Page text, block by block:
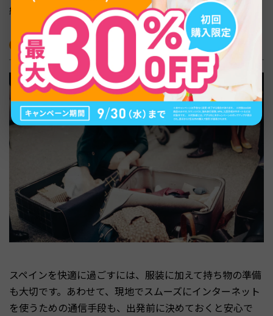
織りものが活躍する場面が多くなります。
スペイン旅行の持ち物と通信の準備
スペインを快適に過ごすには、服装に加えて持ち物の準備
も大切です。あわせて、現地でスムーズにインターネット
を使うための通信手段も、出発前に決めておくと安心で